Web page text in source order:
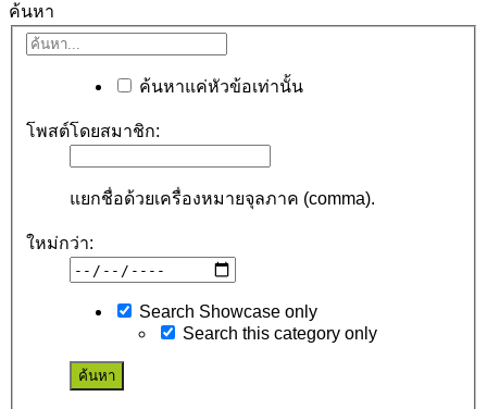
ค้นหา
ค้นหาแค่หัวข้อเท่านั้น
โพสต์โดยสมาชิก:
แยกชื่อด้วยเครื่องหมายจุลภาค (comma).
ใหม่กว่า:
Search Showcase only
Search this category only